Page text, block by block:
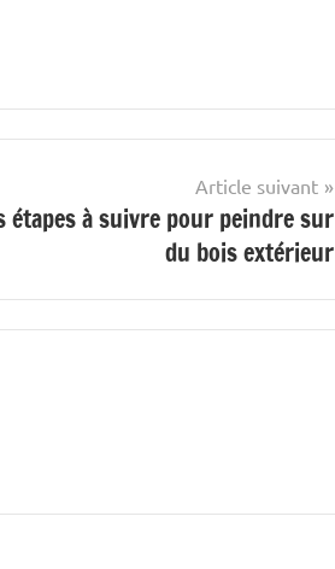
Article suivant
étapes à suivre pour peindre sur
du bois extérieur